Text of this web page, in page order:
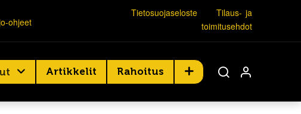
ohjeet
Tietosuojaseloste
Tilaus- ja
toimitusehdot
Artikkelit Rahoitus